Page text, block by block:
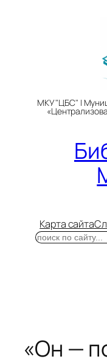
МКУ "ЦБС" |
Карта сайта
Поиск
«Он —